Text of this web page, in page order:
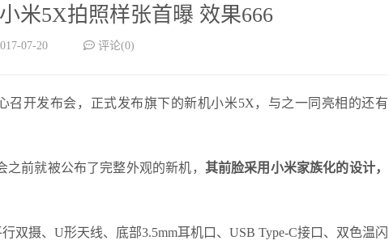
米5X拍照样张首曝 效果666
07-20 评论(0)
召开发布会，正式发布旗下的新机小米5X，与之一同亮相的还有
前就被公布了完整外观的新机， 其前脸采用小米家族化的设计，
双摄、U形天线、底部3.5mm耳机口、USB Type-C接口、双色温闪